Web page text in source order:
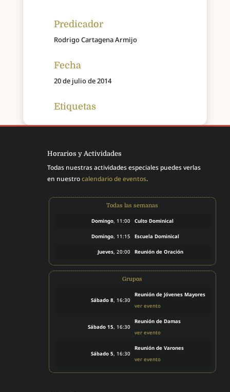
Predicador
Rodrigo Cartagena Armijo
Fecha
20 de julio de 2014
Etiquetas
Horarios y Actividades
Todas nuestras actividades especiales puedes verlas
en nuestrocalendario de eventos.
Todas las semanas
Domingo, 11:00 Culto Dominical
Domingo, 11:15 Escuela Dominical
Jueves, 20:00 Reunión de Oración
Grupos
Sábado 8, 16:30
Reunión de Jóvenes Mayores
ver evento
Sábado 15, 16:30
Reunión de Damas
ver evento
Sábado 5, 16:30
Reunión de Varones
ver evento